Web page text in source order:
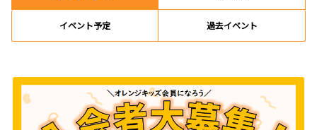
イベント予定 過去イベント